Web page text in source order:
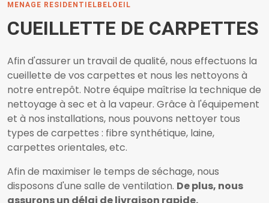
MENAGE RESIDENTIELBELOEIL
CUEILLETTE DE CARPETTES
Afin d'assurer un travail de qualité, nous effectuons la
cueillette de vos carpettes et nous les nettoyons à
notre entrepôt. Notre équipe maîtrise la technique de
nettoyage à sec et à la vapeur. Grâce à l'équipement
et à nos installations, nous pouvons nettoyer tous
types de carpettes : fibre synthétique, laine,
carpettes orientales, etc.
Afin de maximiser le temps de séchage, nous
disposons d'une salle de ventilation. De plus, nous